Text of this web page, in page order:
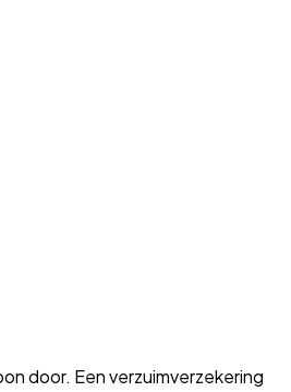
door. Een verzuimverzekering